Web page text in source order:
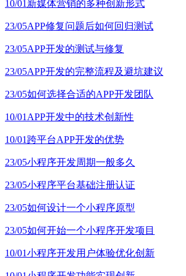
10/01 新媒体营销的多种创新形式
23/05APP修复问题后如何回归测试
23/05APP开发的测试与修复
23/05APP开发的完整流程及避坑建议
23/05如何选择合适的APP开发团队
10/01 APP开发中的技术创新性
10/01 跨平台APP开发的优势
23/05小程序开发周期一般多久
23/05小程序平台基础注册认证
23/05如何设计一个小程序原型
23/05如何开始一个小程序开发项目
10/01小程序开发用户体验优化创新